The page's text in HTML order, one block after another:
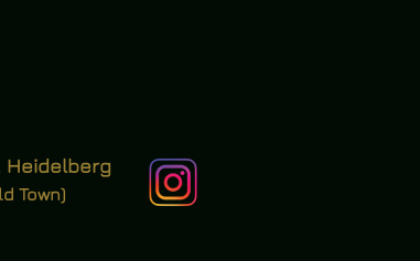
Heidelberg
Town)